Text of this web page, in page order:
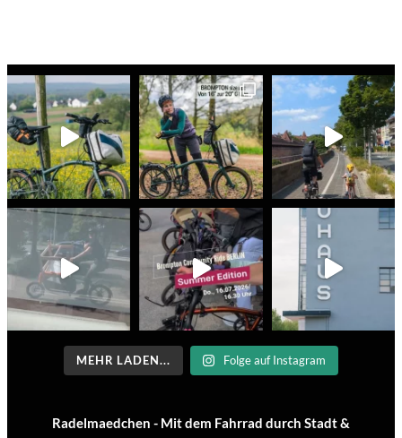
MEHR LADEN... Folge auf Instagram
Radelmaedchen - Mit dem Fahrrad durch Stadt &